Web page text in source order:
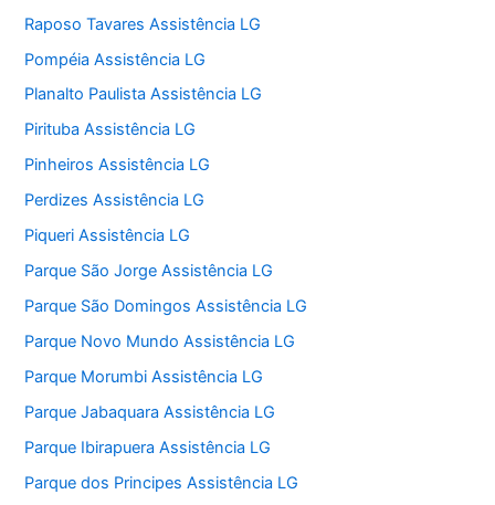
Raposo Tavares Assistência LG
Pompéia Assistência LG
Planalto Paulista Assistência LG
Pirituba Assistência LG
Pinheiros Assistência LG
Perdizes Assistência LG
Piqueri Assistência LG
Parque São Jorge Assistência LG
Parque São Domingos Assistência LG
Parque Novo Mundo Assistência LG
Parque Morumbi Assistência LG
Parque Jabaquara Assistência LG
Parque Ibirapuera Assistência LG
Parque dos Principes Assistência LG